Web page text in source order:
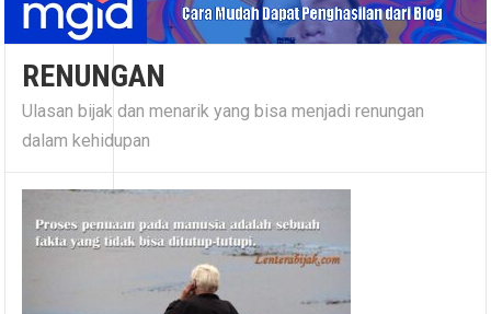
RENUNGAN
Ulasan bijak dan menarik yang bisa menjadi renungan
dalam kehidupan